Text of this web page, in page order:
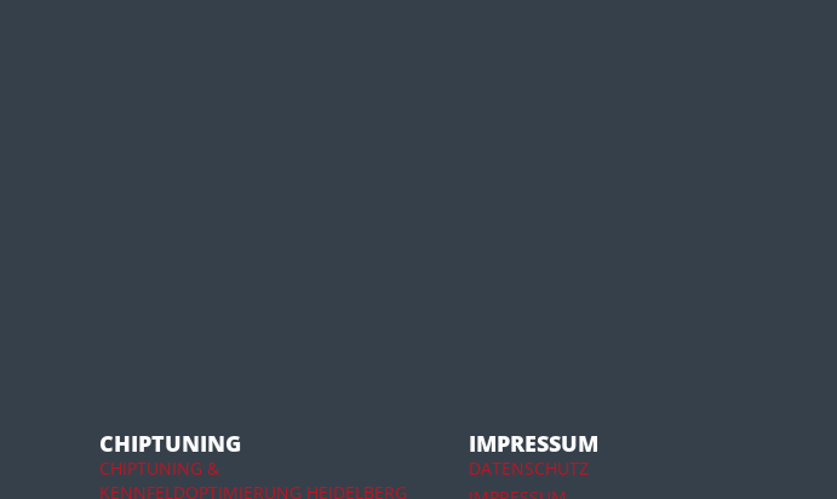
CHIPTUNING
CHIPTUNING &
KENNFELDOPTIMIERUNG HEIDELBERG
IMPRESSUM
DATENSCHUTZ